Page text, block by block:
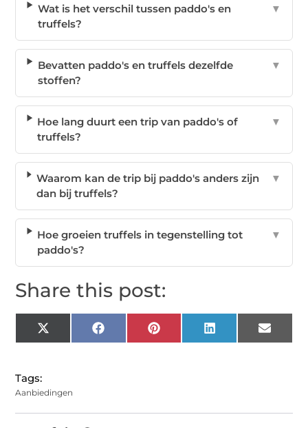
Wat is het verschil tussen paddo's en
truffels?
▼
Bevatten paddo's en truffels dezelfde
stoffen?
▼
Hoe lang duurt een trip van paddo's of
truffels?
▼
Waarom kan de trip bij paddo's anders zijn
dan bij truffels?
▼
Hoe groeien truffels in tegenstelling tot
paddo's?
▼
Share this post:
X
(Twitter)
Facebook Pinterest LinkedIn Email
Tags:
Aanbiedingen